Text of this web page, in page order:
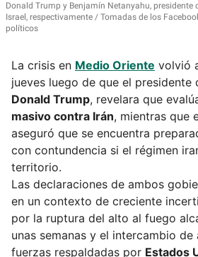
Donald Trump y Benjamín Netanyahu, presidente
Israel, respectivamente
Tomadas de los
políticos
La crisis en Medio Oriente volvió
jueves luego de que el presidente
Donald Trump, revelara que
masivo contra Irán, mientras que
aseguró que se encuentra
con contundencia si el régimen
territorio.
Las declaraciones de ambos
en un contexto de creciente
por la ruptura del alto al fuego
unas semanas y el intercambio de
fuerzas respaldadas por Estados